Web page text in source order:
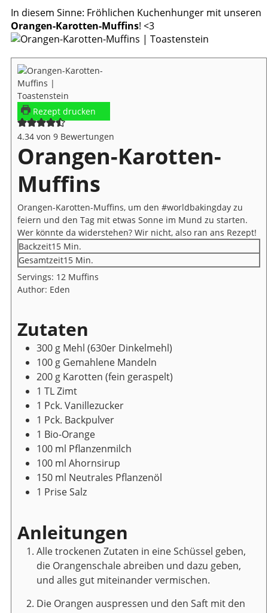
In diesem Sinne: Fröhlichen Kuchenhunger mit unseren
Orangen-Karotten-Muffins! <3
Rezept drucken
4.34 von 9 Bewertungen
Orangen-Karotten-
Muffins
Orangen-Karotten-Muffins, um den #worldbakingday zu
feiern und den Tag mit etwas Sonne im Mund zu starten.
Wer könnte da widerstehen? Wir nicht, also ran ans Rezept!
Backzeit15Minuten
Min.
Gesamtzeit15Minuten
Min.
Servings: 12 Muffins
Author: Eden
Zutaten
300 g Mehl (630er Dinkelmehl)
100 g Gemahlene Mandeln
200 g Karotten (fein geraspelt)
1 TLZimt
1 Pck. Vanillezucker
1 Pck. Backpulver
1 Bio-Orange
100 ml Pflanzenmilch
100 ml Ahornsirup
150 ml Neutrales Pflanzenöl
1 PriseSalz
Anleitungen
Alle trockenen Zutaten in eine Schüssel geben,
die Orangenschale abreiben und dazu geben,
und alles gut miteinander vermischen.
Die Orangen auspressen und den Saft mit den